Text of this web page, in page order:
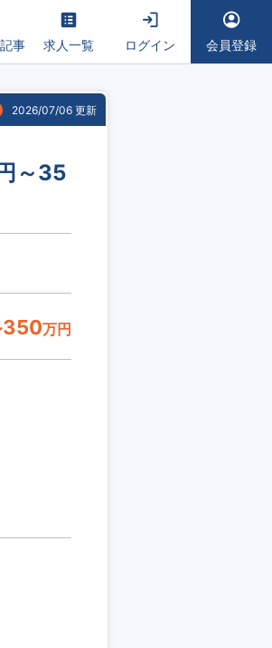
事 求人一覧 ログイン 会員登録
2026/07/06 更新
～35
350万円